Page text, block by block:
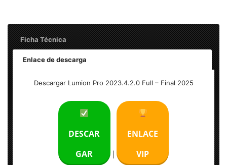
Ficha Técnica
Enlace de descarga
Descargar Lumion Pro 2023.4.2.0 Full – Final 2025
DESCAR
GAR
ENLACE
VIP